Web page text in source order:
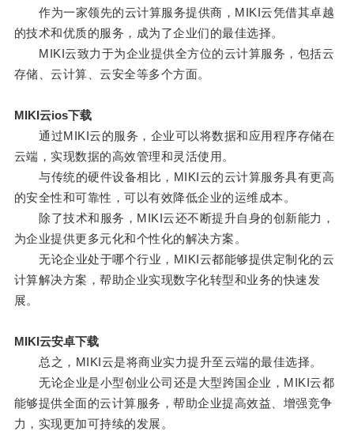
作为一家领先的云计算服务提供商，MIKI云凭借其卓越
的技术和优质的服务，成为了企业们的最佳选择。
MIKI云致力于为企业提供全方位的云计算服务，包括云
存储、云计算、云安全等多个方面。
MIKI云ios下载
通过MIKI云的服务，企业可以将数据和应用程序存储在
云端，实现数据的高效管理和灵活使用。
与传统的硬件设备相比，MIKI云的云计算服务具有更高
的安全性和可靠性，可以有效降低企业的运维成本。
除了技术和服务，MIKI云还不断提升自身的创新能力，
为企业提供更多元化和个性化的解决方案。
无论企业处于哪个行业，MIKI云都能够提供定制化的云
计算解决方案，帮助企业实现数字化转型和业务的快速发
展。
MIKI云安卓下载
总之，MIKI云是将商业实力提升至云端的最佳选择。
无论企业是小型创业公司还是大型跨国企业，MIKI云都
能够提供全面的云计算服务，帮助企业提高效益、增强竞争
力，实现更加可持续的发展。